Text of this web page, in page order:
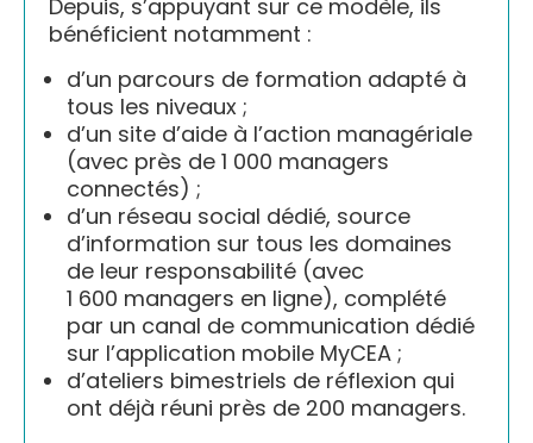
Depuis, s’appuyant sur ce modèle, ils
bénéficient notamment :
d’un parcours de formation adapté à
tous les niveaux ;
d’un site d’aide à l’action managériale
(avec près de 1 000 managers
connectés) ;
d’un réseau social dédié, source
d’information sur tous les domaines
de leur responsabilité (avec
1 600 managers en ligne), complété
par un canal de communication dédié
sur l’application mobile MyCEA ;
d’ateliers bimestriels de réflexion qui
ont déjà réuni près de 200 managers.